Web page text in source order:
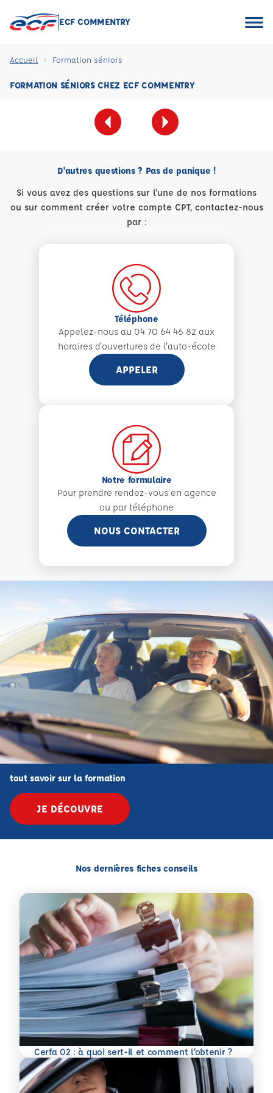
ECF COMMENTRY
Accueil Formation séniors
FORMATION SÉNIORS CHEZ ECF COMMENTRY
D'autres questions ? Pas de panique !
Si vous avez des questions sur l'une de nos formations
ou sur comment créer votre compte CPT, contactez-nous
par :
Téléphone
Appelez-nous au 04 70 64 46 82 aux
horaires d'ouvertures de l'auto-école
APPELER
Notre formulaire
Pour prendre rendez-vous en agence
ou par téléphone
NOUS CONTACTER
tout savoir sur la formation
JE DÉCOUVRE
Nos dernières fiches conseils
Cerfa 02 : à quoi sert-il et comment l’obtenir ?
En savoir plus